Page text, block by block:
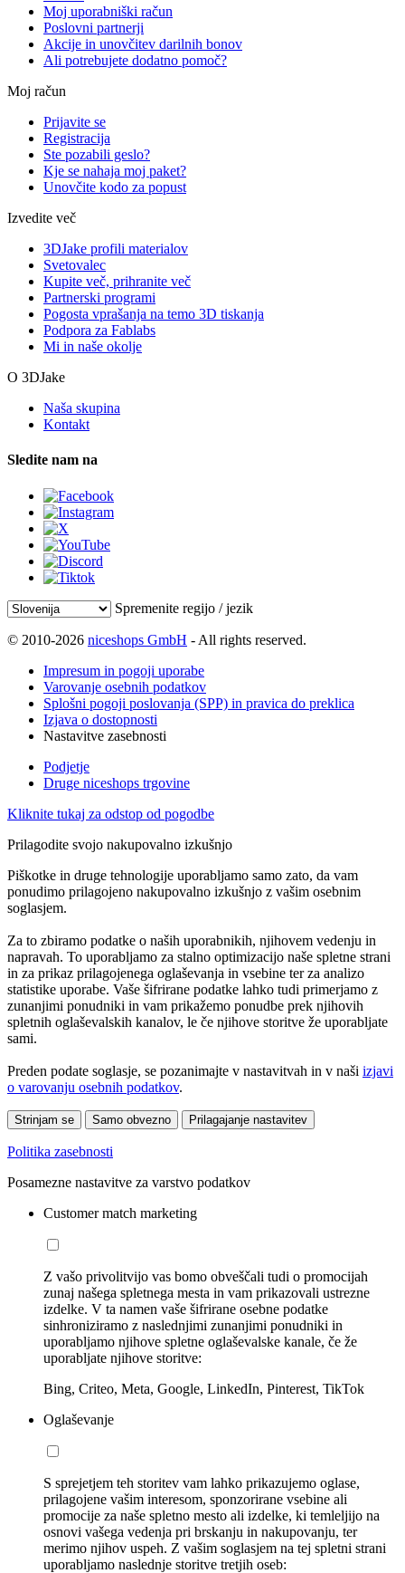
Moj uporabniški račun
Poslovni partnerji
Akcije in unovčitev darilnih bonov
Ali potrebujete dodatno pomoč?
Moj račun
Prijavite se
Registracija
Ste pozabili geslo?
Kje se nahaja moj paket?
Unovčite kodo za popust
Izvedite več
3DJake profili materialov
Svetovalec
Kupite več, prihranite več
Partnerski programi
Pogosta vprašanja na temo 3D tiskanja
Podpora za Fablabs
Mi in naše okolje
O 3DJake
Naša skupina
Kontakt
Sledite nam na
Spremenite regijo / jezik
© 2010-2026 niceshops GmbH - All rights reserved.
Impresum in pogoji uporabe
Varovanje osebnih podatkov
Splošni pogoji poslovanja (SPP) in pravica do preklica
Izjava o dostopnosti
Nastavitve zasebnosti
Podjetje
Druge niceshops trgovine
Kliknite tukaj za odstop od pogodbe
Prilagodite svojo nakupovalno izkušnjo
Piškotke in druge tehnologije uporabljamo samo zato, da vam
ponudimo prilagojeno nakupovalno izkušnjo z vašim osebnim
soglasjem.
Za to zbiramo podatke o naših uporabnikih, njihovem vedenju in
napravah. To uporabljamo za stalno optimizacijo naše spletne strani
in za prikaz prilagojenega oglaševanja in vsebine ter za analizo
statistike uporabe. Vaše šifrirane podatke lahko tudi primerjamo z
zunanjimi ponudniki in vam prikažemo ponudbe prek njihovih
spletnih oglaševalskih kanalov, le če njihove storitve že uporabljate
sami.
Preden podate soglasje, se pozanimajte v nastavitvah in v naši izjavi
o varovanju osebnih podatkov.
Strinjam se Samo obvezno Prilagajanje nastavitev
Politika zasebnosti
Posamezne nastavitve za varstvo podatkov
Customer match marketing
Z vašo privolitvijo vas bomo obveščali tudi o promocijah
zunaj našega spletnega mesta in vam prikazovali ustrezne
izdelke. V ta namen vaše šifrirane osebne podatke
sinhroniziramo z naslednjimi zunanjimi ponudniki in
uporabljamo njihove spletne oglaševalske kanale, če že
uporabljate njihove storitve:
Bing, Criteo, Meta, Google, LinkedIn, Pinterest, TikTok
Oglaševanje
S sprejetjem teh storitev vam lahko prikazujemo oglase,
prilagojene vašim interesom, sponzorirane vsebine ali
promocije za naše spletno mesto ali izdelke, ki temleljijo na
osnovi vašega vedenja pri brskanju in nakupovanju, ter
merimo njihov uspeh. Z vašim soglasjem na tej spletni strani
uporabljamo naslednje storitve tretjih oseb: